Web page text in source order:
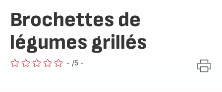
Brochettes de
légumes grillés
- /5 -